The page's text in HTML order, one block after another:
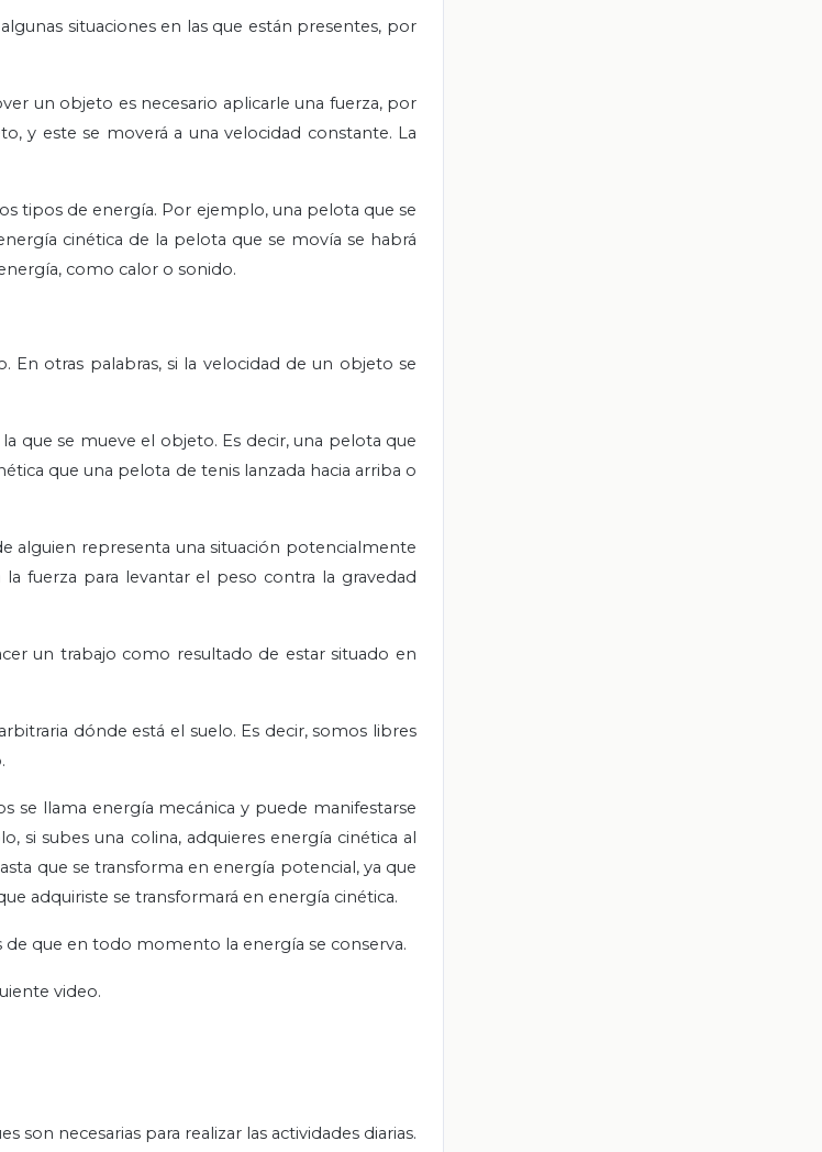
situaciones en las que están presentes, por
un objeto es necesario aplicarle una fuerza, por
y este se moverá a una velocidad constante. La
tipos de energía. Por ejemplo, una pelota que se
cinética de la pelota que se movía se habrá
como calor o sonido.
otras palabras, si la velocidad de un objeto se
que se mueve el objeto. Es decir, una pelota que
que una pelota de tenis lanzada hacia arriba o
alguien representa una situación potencialmente
fuerza para levantar el peso contra la gravedad
un trabajo como resultado de estar situado en
dónde está el suelo. Es decir, somos libres
se llama energía mecánica y puede manifestarse
si subes una colina, adquieres energía cinética al
que se transforma en energía potencial, ya que
adquiriste se transformará en energía cinética.
de que en todo momento la energía se conserva.
video.
necesarias para realizar las actividades diarias.